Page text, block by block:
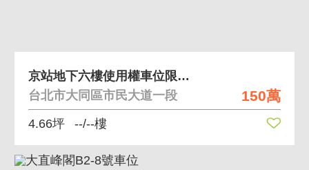
150萬
京站地下六樓使用權車位限使用權人購買
台北市大同區市民大道一段
4.66坪 --/--樓